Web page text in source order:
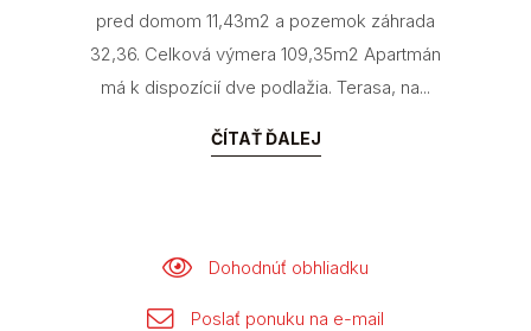
pred domom 11,43m2 a pozemok záhrada
32,36. Celková výmera 109,35m2 Apartmán
má k dispozícií dve podlažia. Terasa, na...
ČÍTAŤ ĎALEJ
Dohodnúť obhliadku
Poslať ponuku na e-mail